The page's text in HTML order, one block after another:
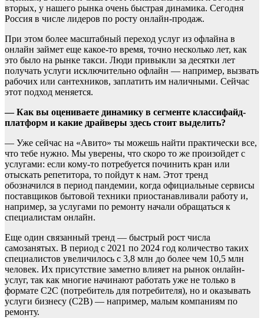
вторых, у нашего рынка очень быстрая динамика. Сегодня
Россия в числе лидеров по росту онлайн-продаж.
При этом более масштабный переход услуг из офлайна в
онлайн займет еще какое-то время, точно несколько лет, как
это было на рынке такси. Люди привыкли за десятки лет
получать услуги исключительно офлайн — например, вызвать
рабочих или сантехников, заплатить им наличными. Сейчас
этот подход меняется.
— Как вы оцениваете динамику в сегменте классифайд-
платформ и какие драйверы здесь стоит выделить?
— Уже сейчас на «Авито» ты можешь найти практически все,
что тебе нужно. Мы уверены, что скоро то же произойдет с
услугами: если кому-то потребуется починить кран или
отыскать репетитора, то пойдут к нам. Этот тренд
обозначился в период пандемии, когда официальные сервисы
поставщиков бытовой техники приостанавливали работу и,
например, за услугами по ремонту начали обращаться к
специалистам онлайн.
Еще один связанный тренд — быстрый рост числа
самозанятых. В период с 2021 по 2024 год количество таких
специалистов увеличилось с 3,8 млн до более чем 10,5 млн
человек. Их присутствие заметно влияет на рынок онлайн-
услуг, так как многие начинают работать уже не только в
формате С2С (потребитель для потребителя), но и оказывать
услуги бизнесу (С2В) — например, малым компаниям по
ремонту.